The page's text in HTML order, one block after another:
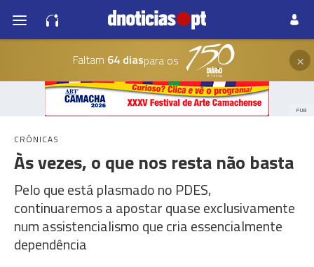
Faltam 64 diaspara os ×
PUB
CRÓNICAS
Às vezes, o que nos resta não basta
Pelo que está plasmado no PDES,
continuaremos a apostar quase exclusivamente
num assistencialismo que cria essencialmente
dependência